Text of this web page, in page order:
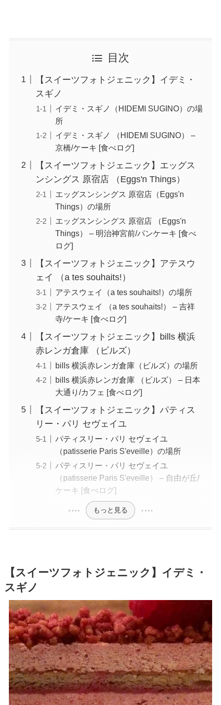
目次
【スイーツフォトジェニック】イデミ・
スギノ
イデミ・スギノ（HIDEMI SUGINO）の場
所
イデミ・スギノ （HIDEMI SUGINO） –
京橋/ケーキ [食べログ]
【スイーツフォトジェニック】エッグス
ンシングス 原宿店 （Eggs'n Things）
エッグスンシングス 原宿店（Eggs'n
Things）の場所
エッグスンシングス 原宿店 （Eggs'n
Things） – 明治神宮前/パンケーキ [食べ
ログ]
【スイーツフォトジェニック】アテスウ
ェイ （a tes souhaits!）
アテスウェイ（a tes souhaits!）の場所
アテスウェイ （a tes souhaits!） – 吉祥
寺/ケーキ [食べログ]
【スイーツフォトジェニック】bills 横浜
赤レンガ倉庫 （ビルズ）
bills 横浜赤レンガ倉庫（ビルズ）の場所
bills 横浜赤レンガ倉庫 （ビルズ） – 日本
大通り/カフェ [食べログ]
【スイーツフォトジェニック】パティス
リー・パリ セヴェイユ
パティスリー・パリ セヴェイユ
（patisserie Paris S'eveille）の場所
パティスリー・パリ セヴェイユ
（patisserie Paris S'eveille） – 自由が丘/
ケーキ [食べログ]
もっと見る
【スイーツフォトジェニック】イデミ・
スギノ